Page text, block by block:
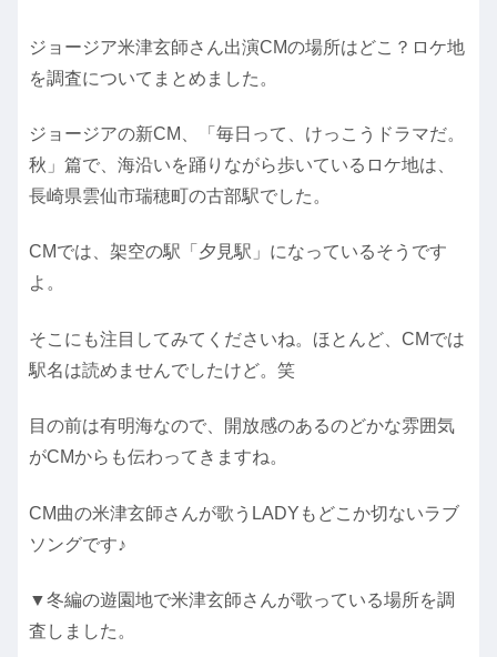
ジョージア米津玄師さん出演CMの場所はどこ？ロケ地
を調査についてまとめました。
ジョージアの新CM、「毎日って、けっこうドラマだ。
秋」篇で、海沿いを踊りながら歩いているロケ地は、
長崎県雲仙市瑞穂町の古部駅でした。
CMでは、架空の駅「夕見駅」になっているそうです
よ。
そこにも注目してみてくださいね。ほとんど、CMでは
駅名は読めませんでしたけど。笑
目の前は有明海なので、開放感のあるのどかな雰囲気
がCMからも伝わってきますね。
CM曲の米津玄師さんが歌うLADYもどこか切ないラブ
ソングです♪
▼冬編の遊園地で米津玄師さんが歌っている場所を調
査しました。